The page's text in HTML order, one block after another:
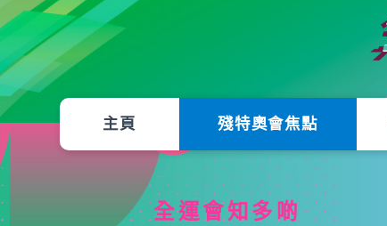
主頁 殘特奧會焦點
全運會知多啲